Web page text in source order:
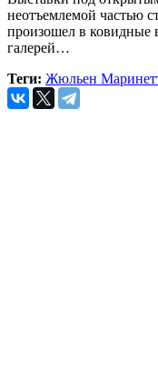
неотъемлемой частью
произошел в ковидные
галерей…
Теги: Жюльен